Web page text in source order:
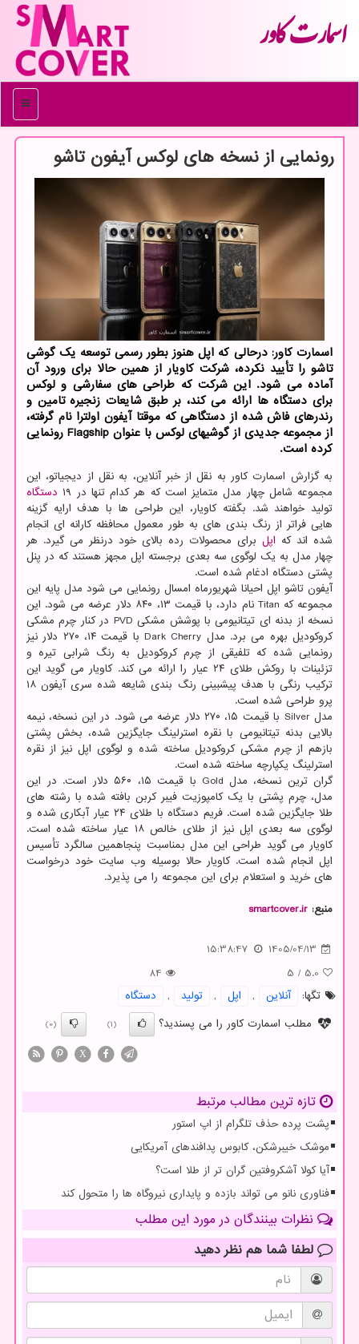
اسمارت كاور
منو
رونمایی از نسخه های لوکس آیفون تاشو
اسمارت کاور: درحالی که اپل هنوز بطور رسمی توسعه یک گوشی
تاشو را تأیید نکرده، شرکت کاویار از همین حالا برای ورود آن
آماده می شود. این شرکت که طراحی های سفارشی و لوکس
برای دستگاه ها ارائه می کند، بر طبق شایعات زنجیره تامین و
رندرهای فاش شده از دستگاهی که موقتا آیفون اولترا نام گرفته،
از مجموعه جدیدی از گوشیهای لوکس با عنوان Flagship رونمایی
کرده است.
به گزارش اسمارت کاور به نقل از خبر آنلاین، به نقل از دیجیاتو، این
مجموعه شامل چهار مدل متمایز است که هر کدام تنها در ۱۹
دستگاه
تولید خواهند شد. بگفته کاویار، این طراحی ها با هدف ارایه گزینه
هایی فراتر از رنگ بندی های به طور معمول محافظه کارانه ای انجام
شده اند که اپل برای محصولات رده بالای خود درنظر می گیرد. هر
چهار مدل به یک لوگوی سه بعدی برجسته اپل مجهز هستند که در پنل
پشتی دستگاه ادغام شده است.
آیفون تاشو اپل احیانا شهریورماه امسال رونمایی می شود مدل پایه این
مجموعه که Titan نام دارد، با قیمت ۱۳، ۸۴۰ دلار عرضه می شود. این
نسخه از بدنه ای تیتانیومی با پوشش مشکی PVD در کنار چرم مشکی
کروکودیل بهره می برد. مدل Dark Cherry با قیمت ۱۴، ۲۷۰ دلار نیز
رونمایی شده که تلفیقی از چرم کروکودیل به رنگ شرابی تیره و
تزئینات با روکش طلای ۲۴ عیار را ارائه می کند. کاویار می گوید این
ترکیب رنگی با هدف پیشبینی رنگ بندی شایعه شده سری آیفون ۱۸
پرو طراحی شده است.
مدل Silver با قیمت ۱۵، ۲۷۰ دلار عرضه می شود. در این نسخه، نیمه
بالایی بدنه تیتانیومی با نقره استرلینگ جایگزین شده، بخش پشتی
بازهم از چرم مشکی کروکودیل ساخته شده و لوگوی اپل نیز از نقره
استرلینگ یکپارچه ساخته شده است.
گران ترین نسخه، مدل Gold با قیمت ۱۵، ۵۶۰ دلار است. در این
مدل، چرم پشتی با یک کامپوزیت فیبر کربن بافته شده با رشته های
طلا جایگزین شده است. فریم دستگاه با طلای ۲۴ عیار آبکاری شده و
لوگوی سه بعدی اپل نیز از طلای خالص ۱۸ عیار ساخته شده است.
کاویار می گوید طراحی این مدل بمناسبت پنجاهمین سالگرد تأسیس
اپل انجام شده است. کاویار حالا بوسیله وب سایت خود درخواست
های خرید و استعلام برای این مجموعه را می پذیرد.
منبع: smartcover.ir
1405/04/13
15:38:47
5.0
/
5
84
تگها:
آنلاین , اپل , تولید ,
دستگاه
مطلب اسمارت کاور را می پسندید؟
(1)
(0)
X
تازه ترین مطالب مرتبط
پشت پرده حذف تلگرام از اپ استور
موشک خیبرشکن، کابوس پدافندهای آمریکایی
آیا کولا آشکروفتین گران تر از طلا است؟
فناوری نانو می تواند بازده و پایداری نیروگاه ها را متحول کند
نظرات بینندگان در مورد این مطلب
لطفا شما هم نظر دهید